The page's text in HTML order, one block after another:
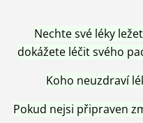
Nechte své léky
dokážete léčit svého
Koho neuzdraví
Pokud nejsi připraven